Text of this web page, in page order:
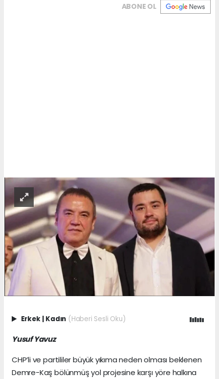
ABONE OL
Erkek | Kadın (Haberi Sesli Oku)
Yusuf Yavuz
CHP’li ve partililer büyük yıkıma neden olması beklenen
Demre-Kaş bölünmüş yol projesine karşı yöre halkına